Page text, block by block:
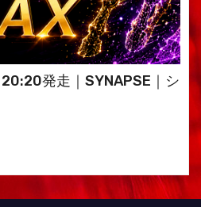
発走｜SYNAPSE｜シ